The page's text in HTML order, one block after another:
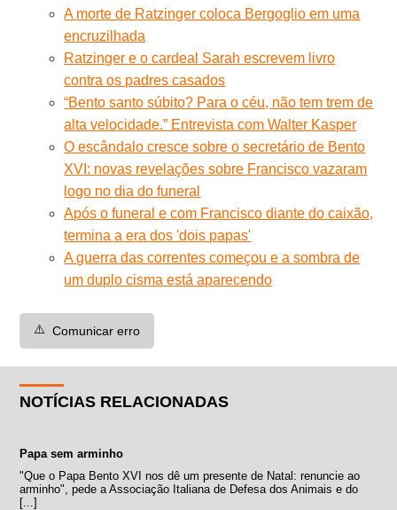
A morte de Ratzinger coloca Bergoglio em uma
encruzilhada
Ratzinger e o cardeal Sarah escrevem livro
contra os padres casados
“Bento santo súbito? Para o céu, não tem trem de
alta velocidade.” Entrevista com Walter Kasper
O escândalo cresce sobre o secretário de Bento
XVI: novas revelações sobre Francisco vazaram
logo no dia do funeral
Após o funeral e com Francisco diante do caixão,
termina a era dos 'dois papas'
A guerra das correntes começou e a sombra de
um duplo cisma está aparecendo
⚠️ Comunicar erro
NOTÍCIAS RELACIONADAS
Papa sem arminho
"Que o Papa Bento XVI nos dê um presente de Natal: renuncie ao
arminho", pede a Associação Italiana de Defesa dos Animais e do
[...]